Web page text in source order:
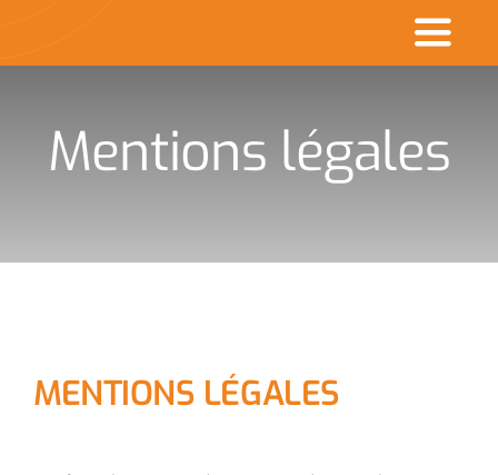
Commerçants en ville
:
Mentions légales
MENTIONS LÉGALES